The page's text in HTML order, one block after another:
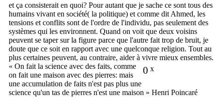
et ça consisterait en quoi? Pour autant que je sache ce sont tous des
humains vivant en société( la politique) et comme dit Ahmed, les
tensions et conflits sont de l'ordre de l'individu, pas seulement des
systèmes qui les environnent. Quand on voit que deux voisins
peuvent se taper sur la figure parce que l'autre fait trop de bruit, je
doute que ce soit en rapport avec une quelconque religion. Tout au
plus certaines peuvent, au contraire, aider à vivre mieux ensembles.
0 x
« On fait la science avec des faits, comme
on fait une maison avec des pierres: mais
une accumulation de faits n'est pas plus une
science qu'un tas de pierres n'est une maison » Henri Poincaré